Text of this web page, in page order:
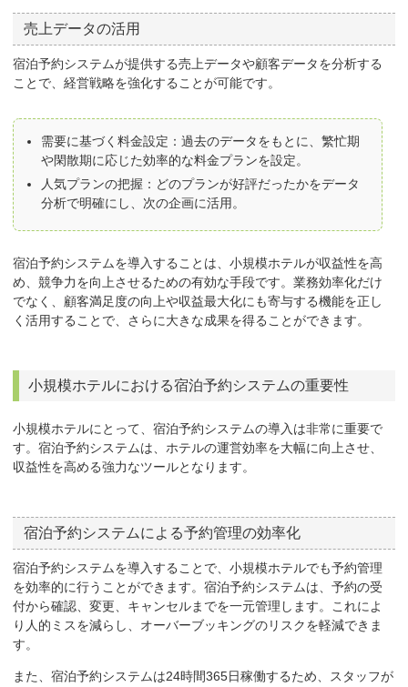
売上データの活用
宿泊予約システムが提供する売上データや顧客データを分析する
ことで、経営戦略を強化することが可能です。
需要に基づく料金設定：過去のデータをもとに、繁忙期
や閑散期に応じた効率的な料金プランを設定。
人気プランの把握：どのプランが好評だったかをデータ
分析で明確にし、次の企画に活用。
宿泊予約システムを導入することは、小規模ホテルが収益性を高
め、競争力を向上させるための有効な手段です。業務効率化だけ
でなく、顧客満足度の向上や収益最大化にも寄与する機能を正し
く活用することで、さらに大きな成果を得ることができます。
小規模ホテルにおける宿泊予約システムの重要性
小規模ホテルにとって、宿泊予約システムの導入は非常に重要で
す。宿泊予約システムは、ホテルの運営効率を大幅に向上させ、
収益性を高める強力なツールとなります。
宿泊予約システムによる予約管理の効率化
宿泊予約システムを導入することで、小規模ホテルでも予約管理
を効率的に行うことができます。宿泊予約システムは、予約の受
付から確認、変更、キャンセルまでを一元管理します。これによ
り人的ミスを減らし、オーバーブッキングのリスクを軽減できま
す。
また、宿泊予約システムは24時間365日稼働するため、スタッフが